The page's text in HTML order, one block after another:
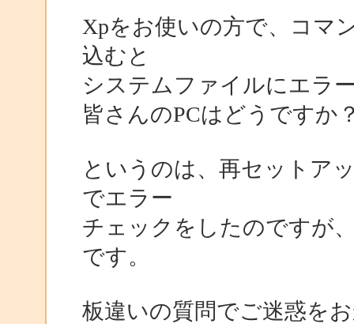
Xpをお使いの方で、コマ
込むと
システムファイルにエラ
皆さんのPCはどうですか
というのは、再セットア
でエラー
チェックをしたのですが
です。
板違いの質問でご迷惑を